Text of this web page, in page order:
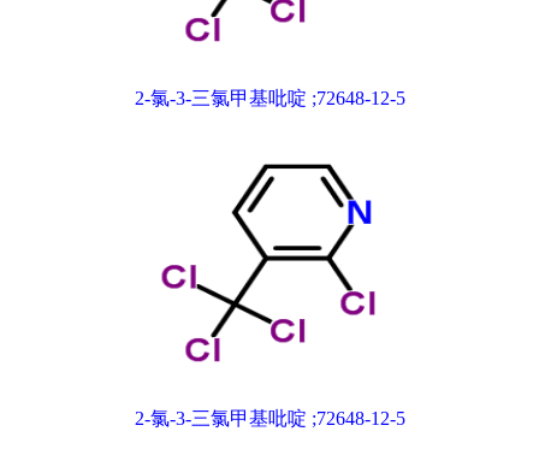
2-氯-3-三氯甲基吡啶 ;72648-12-5
2-氯-3-三氯甲基吡啶 ;72648-12-5